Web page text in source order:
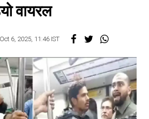
वायरल
Oct 6, 2025, 11:46 IST